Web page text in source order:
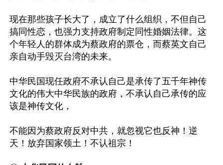
现在那些孩子长大了，成立了什么组织，不但自己
搞同性恋，也强力支持政府制定同性婚姻法律。这
个年轻人的群体成为蔡政府的票仓，而蔡英文自己
亲自动手毁灭台湾的未来。
中华民国现任政府不承认自己是承传了五千年神传
文化的伟大中华民族的政府，不承认自己承传的应
该是神传文化，
不能因为蔡政府反对中共，就忽视它也反神！逆
天！放弃国家领土！不认祖宗！